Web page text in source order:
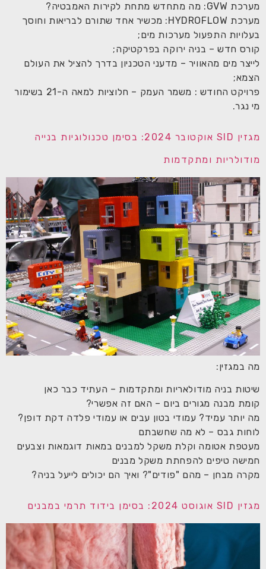
מערכת GVW: מה מתחדש מתחת לקירות האמבטיה?
מערכת HYDROFLOW: מכשיר אחד שתורם לבריאות וחוסך
בעלויות התפעול מערכות מים;
קורס חדש – בניה ירוקה בפרקטיקה;
לייצר מים מהאוויר – מדעני הטכניון בדרך להציל את העולם
הצמא;
פרויקט החודש : משמר העמק – חלוציות למאה ה-21 בשימור
מי נגר.
מגזין SID אוקטובר 2024: בסימן טכנולוגיות בנייה
מודולריות ומתקדמות
מה במגזין:
שיטות בניה מודולאריות ומתקדמות – העתיד כבר כאן
קומת מבנה מגורים ביום – האם זה אפשרי?
מה יותר עמיד? עמודי בטון עבים או עמודי פלדה דקת דופן?
לוחות גבס – לא מה שחשבתם
מעטפת אטומה וקלת משקל למבנים במאות דוגמאות וצבעים
חמישה טיפים להפחתת משקל מבנים
מקרה מבחן – מהם "פודים"? ואיך הם יכולים לייעל בניה?
מגזין SID אוגוסט 2024: בסימן בידוד תרמי במבנים